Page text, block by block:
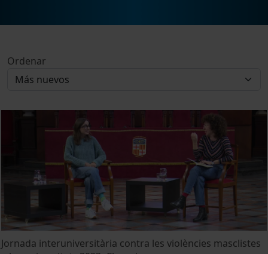
Ordenar
Jornada interuniversitària contra les violències masclistes